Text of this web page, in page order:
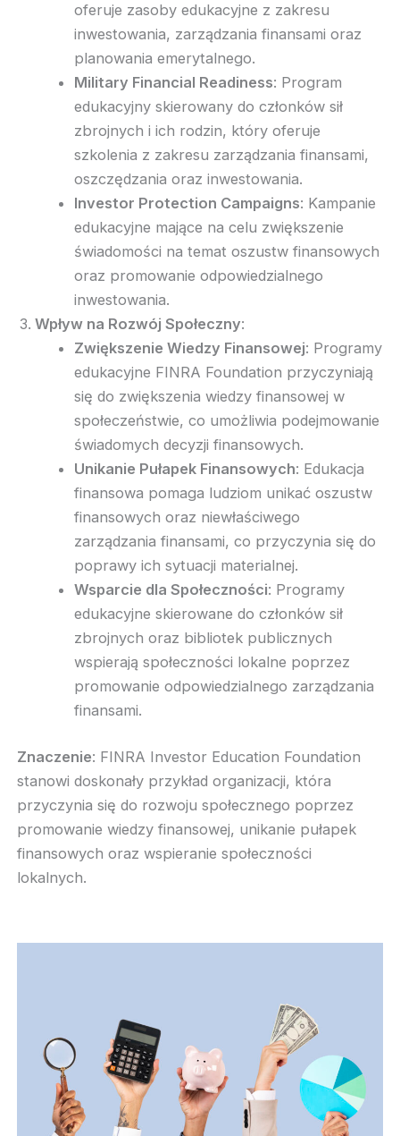
oferuje zasoby edukacyjne z zakresu
inwestowania, zarządzania finansami oraz
planowania emerytalnego.
Military Financial Readiness: Program
edukacyjny skierowany do członków sił
zbrojnych i ich rodzin, który oferuje
szkolenia z zakresu zarządzania finansami,
oszczędzania oraz inwestowania.
Investor Protection Campaigns: Kampanie
edukacyjne mające na celu zwiększenie
świadomości na temat oszustw finansowych
oraz promowanie odpowiedzialnego
inwestowania.
Wpływ na Rozwój Społeczny:
Zwiększenie Wiedzy Finansowej: Programy
edukacyjne FINRA Foundation przyczyniają
się do zwiększenia wiedzy finansowej w
społeczeństwie, co umożliwia podejmowanie
świadomych decyzji finansowych.
Unikanie Pułapek Finansowych: Edukacja
finansowa pomaga ludziom unikać oszustw
finansowych oraz niewłaściwego
zarządzania finansami, co przyczynia się do
poprawy ich sytuacji materialnej.
Wsparcie dla Społeczności: Programy
edukacyjne skierowane do członków sił
zbrojnych oraz bibliotek publicznych
wspierają społeczności lokalne poprzez
promowanie odpowiedzialnego zarządzania
finansami.
Znaczenie: FINRA Investor Education Foundation
stanowi doskonały przykład organizacji, która
przyczynia się do rozwoju społecznego poprzez
promowanie wiedzy finansowej, unikanie pułapek
finansowych oraz wspieranie społeczności
lokalnych.